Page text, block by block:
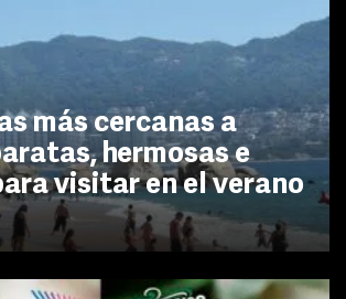
más cercanas a
hermosas e
visitar en el verano